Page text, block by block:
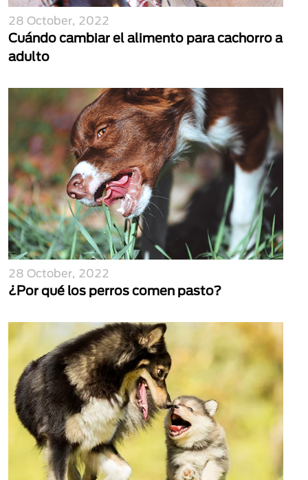
28 October, 2022
Cuándo cambiar el alimento para cachorro a
adulto
28 October, 2022
¿Por qué los perros comen pasto?